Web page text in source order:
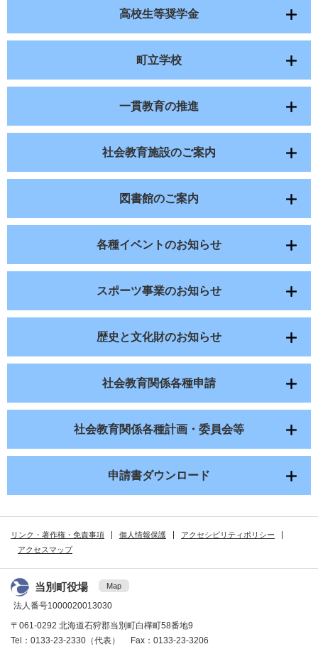
高校生等奨学金
町立学校
一貫教育の推進
社会教育施設のご案内
図書館のご案内
各種イベントのお知らせ
スポーツ事業のお知らせ
歴史と文化財のお知らせ
社会教育関係各種申請
社会教育関係各種計画・委員会等
申請書ダウンロード
リンク・著作権・免責事項 個人情報保護
アクセシビリティポリシー
アクセスマップ
当別町役場 Map
法人番号1000020013030
〒061-0292 北海道石狩郡当別町白樺町58番地9
Tel：0133-23-2330（代表） Fax：0133-23-3206